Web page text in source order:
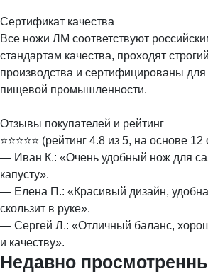
Сертификат качества
Все ножи ЛМ соответствуют
стандартам качества, проходят
производства и сертифицированы для
пищевой промышленности.
Отзывы покупателей и рейтинг
⭐️⭐️⭐️⭐️⭐️ (рейтинг 4.8 из 5, на основе
— Иван К.: «Очень удобный нож для
капусту».
— Елена П.: «Красивый дизайн,
скользит в руке».
— Сергей Л.: «Отличный баланс,
и качеству».
Недавно